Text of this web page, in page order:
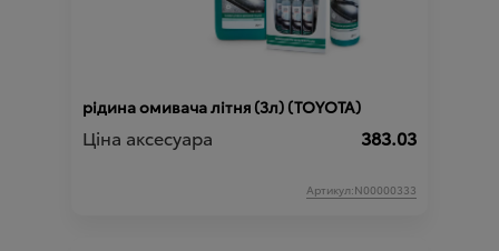
рідина омивача літня (3л) (TOYOTA)
Ціна аксесуара 383.03
Артикул:N00000333